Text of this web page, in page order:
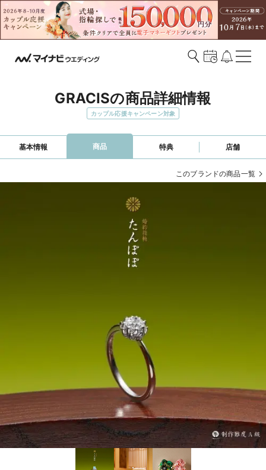
GRACISの商品詳細情報
カップル応援キャンペーン対象
基本情報 商品 特典 店舗
このブランドの商品一覧